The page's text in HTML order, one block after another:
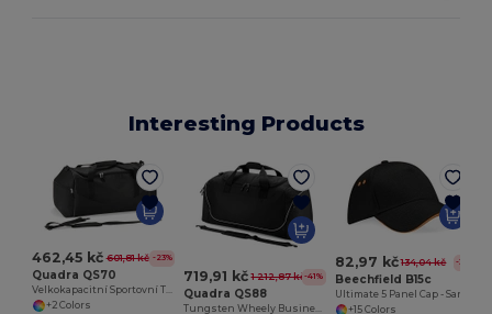
Interesting Products
462,45 kč 601,81 kč -23%
Quadra QS70
+2 Colors
719,91 kč 1 212,87 kč-41%
Quadra QS88
82,97 kč 134,04 kč -38%
Beechfield B15c
+15 Colors